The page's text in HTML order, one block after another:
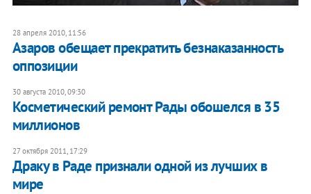
28 апреля 2010, 11:56
Азаров обещает прекратить безнаказанность
оппозиции
30 августа 2010, 09:30
Косметический ремонт Рады обошелся в 35
миллионов
27 октября 2011, 17:29
Драку в Раде признали одной из лучших в
мире